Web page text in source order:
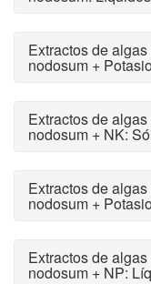
Extractos de
nodosum +
Extractos de
nodosum + NK:
Extractos de
nodosum +
Extractos de
nodosum + NP: